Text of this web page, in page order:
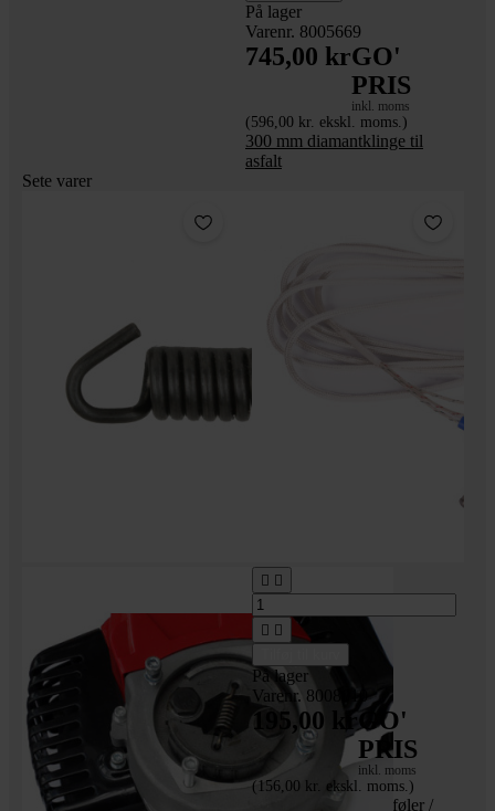
På lager
Varenr. 8005669
745,00 krGO'
PRIS
inkl. moms
(596,00 kr. ekskl. moms.)
300 mm diamantklinge til
asfalt
Sete varer
 
 
På lager
Varenr. 8008010
195,00 krGO'
PRIS
inkl. moms
(156,00 kr. ekskl. moms.)
PT1000 Temperaturføler /